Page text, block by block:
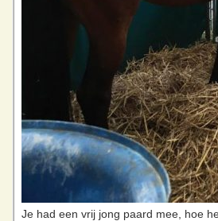
Je had een vrij jong paard mee, hoe